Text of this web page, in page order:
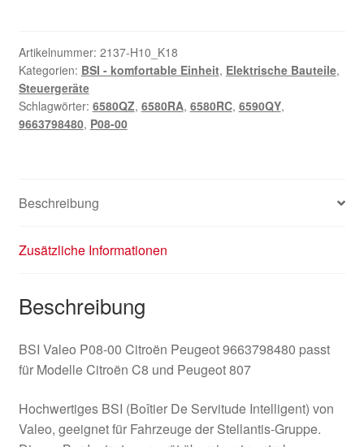
Citroën
Peugeot
9663798480
Menge
Artikelnummer: 2137-H10_K18
Kategorien: BSI - komfortable Einheit, Elektrische Bauteile,
Steuergeräte
Schlagwörter: 6580QZ, 6580RA, 6580RC, 6590QY,
9663798480, P08-00
Beschreibung
Zusätzliche Informationen
Beschreibung
BSI Valeo P08-00 Citroën Peugeot 9663798480 passt
für Modelle Citroën C8 und Peugeot 807
Hochwertiges BSI (Boîtier De Servitude Intelligent) von
Valeo, geeignet für Fahrzeuge der Stellantis-Gruppe.